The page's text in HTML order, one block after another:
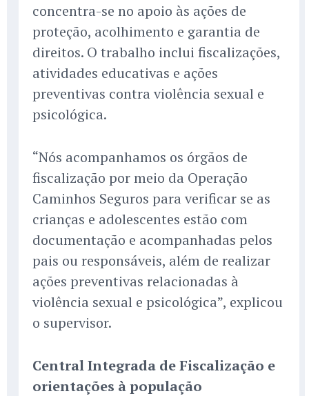
concentra-se no apoio às ações de
proteção, acolhimento e garantia de
direitos. O trabalho inclui fiscalizações,
atividades educativas e ações
preventivas contra violência sexual e
psicológica.
“Nós acompanhamos os órgãos de
fiscalização por meio da Operação
Caminhos Seguros para verificar se as
crianças e adolescentes estão com
documentação e acompanhadas pelos
pais ou responsáveis, além de realizar
ações preventivas relacionadas à
violência sexual e psicológica”, explicou
o supervisor.
Central Integrada de Fiscalização e
orientações à população